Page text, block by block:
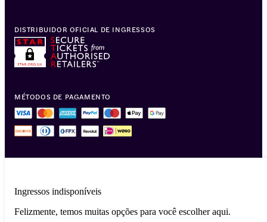
MÉTODOS DE PAGAMENTO
DISTRIBUIDOR OFICIAL DE INGRESSOS
Ingressos indisponíveis
Felizmente, temos muitas opções para você escolher aqui.